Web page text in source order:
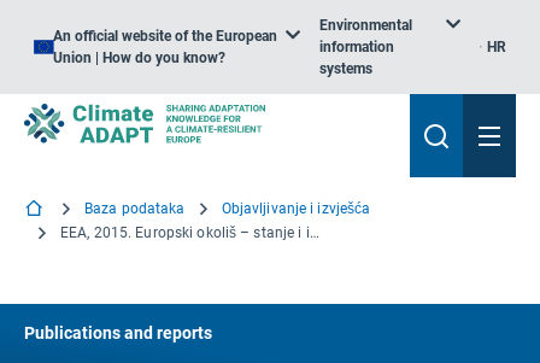
An official website of the European
Union | How do you know?
Environmental
information
systems
HR
Baza podataka
Objavljivanje i izvješća
EEA, 2015. Europski okoliš – stanje i izgledi 2015.: Procjena globalnih megatrendova, Europska agencija za okoliš
Publications and reports